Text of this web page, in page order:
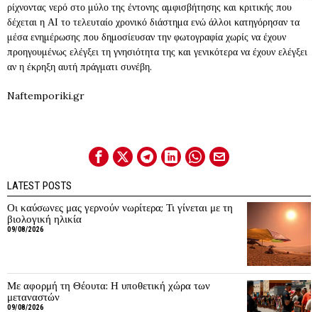
ρίχνοντας νερό στο μύλο της έντονης αμφισβήτησης και κριτικής που
δέχεται η ΑΙ το τελευταίο χρονικό διάστημα ενώ άλλοι κατηγόρησαν τα
μέσα ενημέρωσης που δημοσίευσαν την φωτογραφία χωρίς να έχουν
προηγουμένως ελέγξει τη γνησιότητα της και γενικότερα να έχουν ελέγξει
αν η έκρηξη αυτή πράγματι συνέβη.
Naftemporiki.gr
LATEST POSTS
Οι καύσωνες μας γερνούν νωρίτερα; Τι γίνεται με τη
βιολογική ηλικία
09/08/2026
Με αφορμή τη Θέουτα: Η υποθετική χώρα των
μεταναστών
09/08/2026